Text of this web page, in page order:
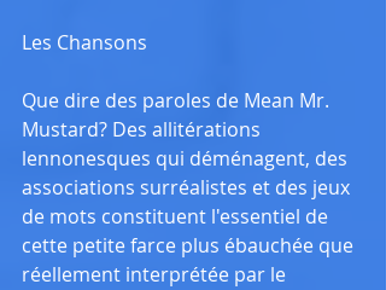
Les Chansons
Que dire des paroles de Mean Mr.
Mustard? Des allitérations
lennonesques qui déménagent, des
associations surréalistes et des jeux
de mots constituent l'essentiel de
cette petite farce plus ébauchée que
réellement interprétée par le